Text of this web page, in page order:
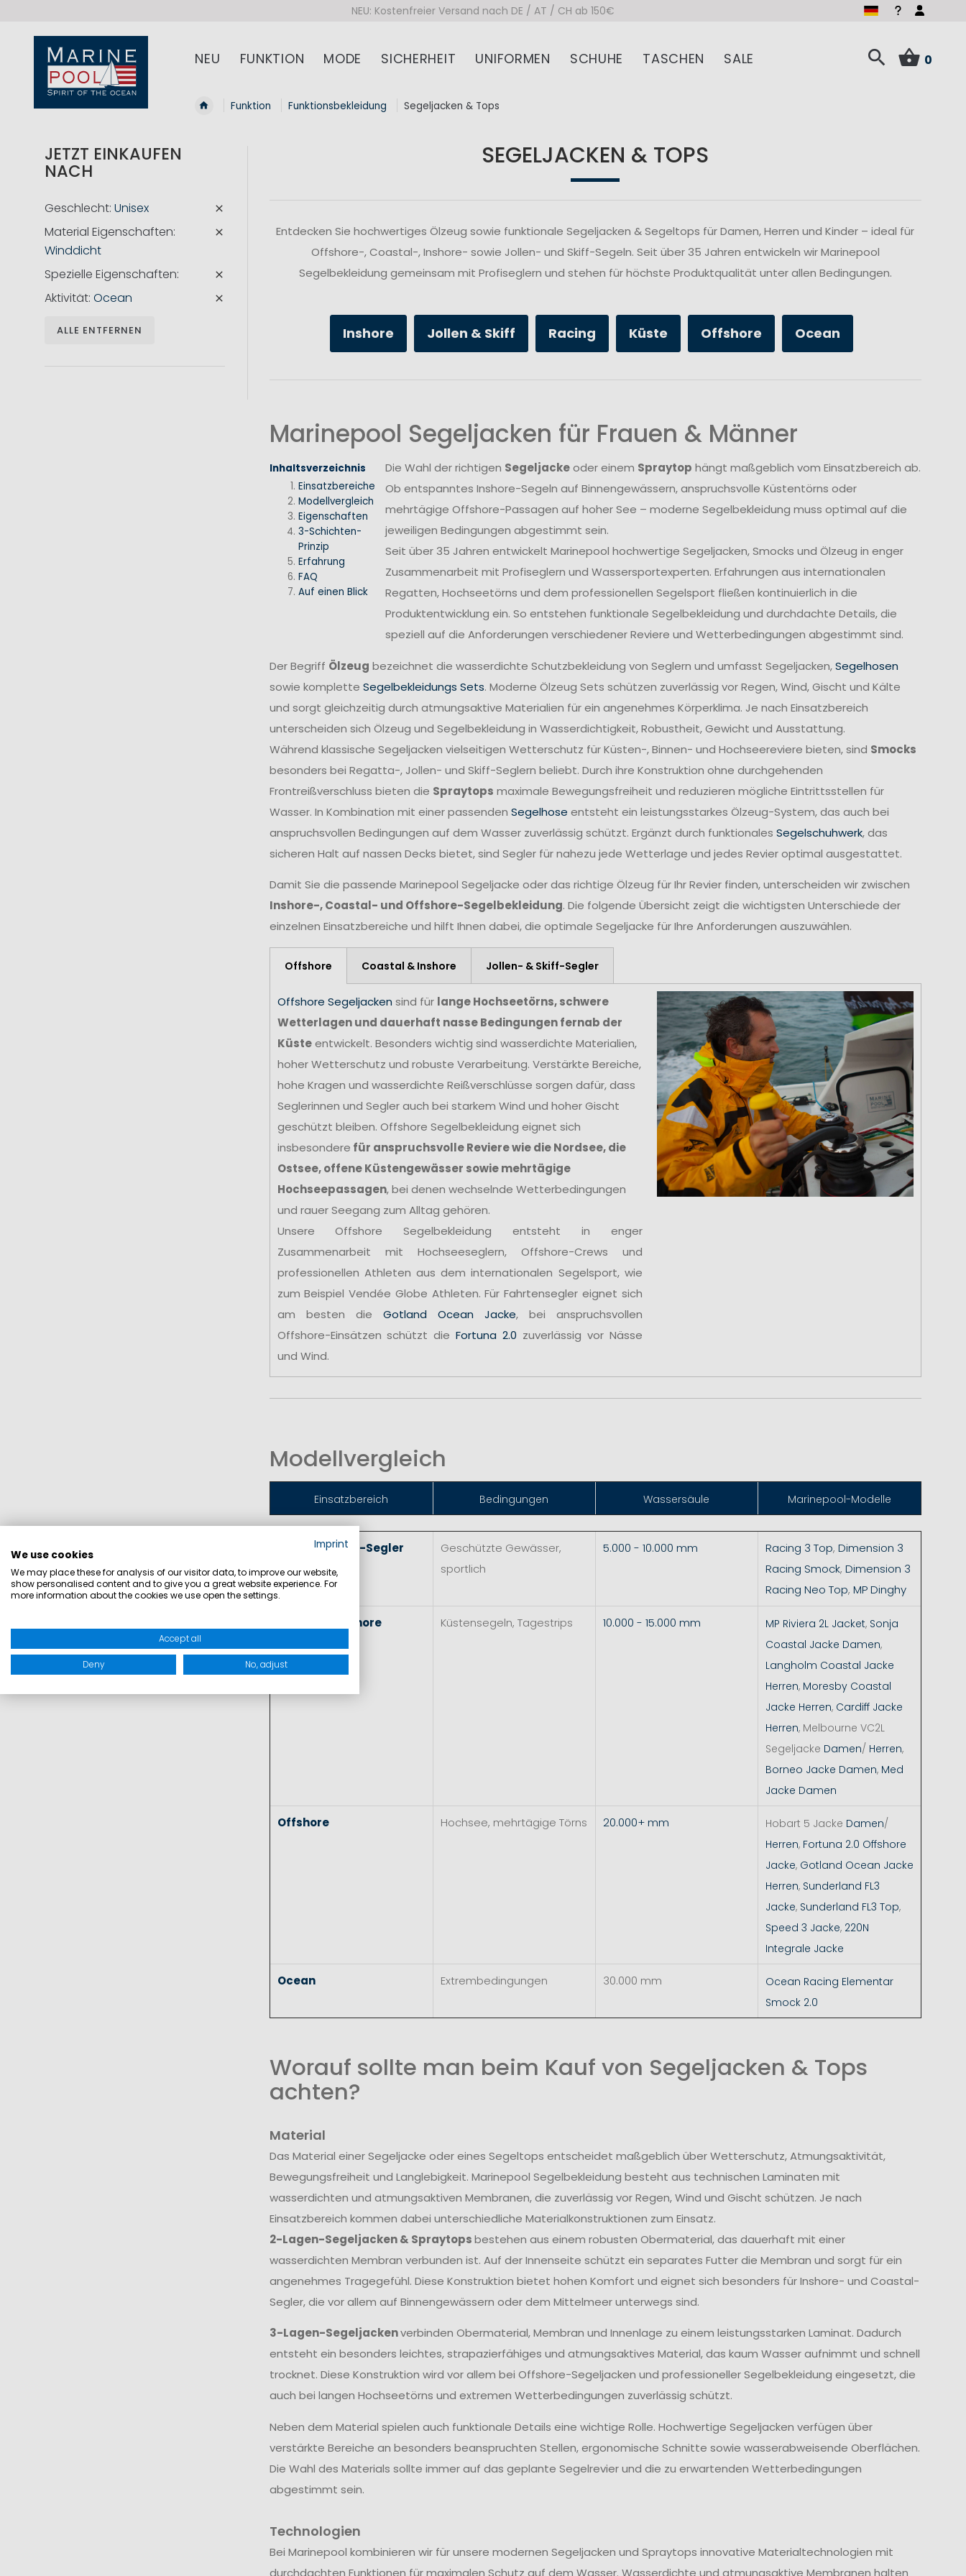
NEU: Kostenfreier Versand nach DE / AT / CH ab 150€
NEU FUNKTION MODE SICHERHEIT UNIFORMEN SCHUHE TASCHEN SALE 0
Funktion Funktionsbekleidung Segeljacken & Tops
SEGELJACKEN & TOPS
Entdecken Sie hochwertiges Ölzeug sowie funktionale Segeljacken & Segeltops für Damen, Herren und Kinder – ideal für
Offshore-, Coastal-, Inshore- sowie Jollen- und Skiff-Segeln. Seit über 35 Jahren entwickeln wir Marinepool
Segelbekleidung gemeinsam mit Profiseglern und stehen für höchste Produktqualität unter allen Bedingungen.
Inshore Jollen & Skiff Racing Küste Offshore Ocean
Marinepool Segeljacken für Frauen & Männer
Inhaltsverzeichnis
Einsatzbereiche
Modellvergleich
Eigenschaften
3-Schichten-
Prinzip
Erfahrung
FAQ
Auf einen Blick
Die Wahl der richtigen Segeljackeoder einem Spraytop hängt maßgeblich vom Einsatzbereich ab.
Ob entspanntes Inshore-Segeln auf Binnengewässern, anspruchsvolle Küstentörns oder
mehrtägige Offshore-Passagen auf hoher See – moderne Segelbekleidung muss optimal auf die
jeweiligen Bedingungen abgestimmt sein.
Seit über 35 Jahren entwickelt Marinepool hochwertige Segeljacken, Smocks und Ölzeug in enger
Zusammenarbeit mit Profiseglern und Wassersportexperten. Erfahrungen aus internationalen
Regatten, Hochseetörns und dem professionellen Segelsport fließen kontinuierlich in die
Produktentwicklung ein. So entstehen funktionale Segelbekleidung und durchdachte Details, die
speziell auf die Anforderungen verschiedener Reviere und Wetterbedingungen abgestimmt sind.
Der Begriff Ölzeug bezeichnet die wasserdichte Schutzbekleidung von Seglern und umfasst Segeljacken,Segelhosen
sowie komplette Segelbekleidungs Sets. Moderne Ölzeug Sets schützen zuverlässig vor Regen, Wind, Gischt und Kälte
und sorgt gleichzeitig durch atmungsaktive Materialien für ein angenehmes Körperklima. Je nach Einsatzbereich
unterscheiden sich Ölzeug und Segelbekleidung in Wasserdichtigkeit, Robustheit, Gewicht und Ausstattung.
Während klassische Segeljacken vielseitigen Wetterschutz für Küsten-, Binnen- und Hochseereviere bieten, sind Smocks
besonders bei Regatta-, Jollen- und Skiff-Seglern beliebt. Durch ihre Konstruktion ohne durchgehenden
Frontreißverschluss bieten die Spraytops maximale Bewegungsfreiheit und reduzieren mögliche Eintrittsstellen für
Wasser. In Kombination mit einer passenden Segelhose entsteht ein leistungsstarkes Ölzeug-System, das auch bei
anspruchsvollen Bedingungen auf dem Wasser zuverlässig schützt. Ergänzt durch funktionales Segelschuhwerk, das
sicheren Halt auf nassen Decks bietet, sind Segler für nahezu jede Wetterlage und jedes Revier optimal ausgestattet.
Damit Sie die passende Marinepool Segeljacke oder das richtige Ölzeug für Ihr Revier finden, unterscheiden wir zwischen
Inshore-, Coastal- und Offshore-Segelbekleidung. Die folgende Übersicht zeigt die wichtigsten Unterschiede der
einzelnen Einsatzbereiche und hilft Ihnen dabei, die optimale Segeljacke für Ihre Anforderungen auszuwählen.
Offshore Coastal & Inshore Jollen- & Skiff-Segler
Offshore Segeljacken sind für lange Hochseetörns, schwere
Wetterlagen und dauerhaft nasse Bedingungen fernab der
Küsteentwickelt. Besonders wichtig sind wasserdichte Materialien,
hoher Wetterschutz und robuste Verarbeitung. Verstärkte Bereiche,
hohe Kragen und wasserdichte Reißverschlüsse sorgen dafür, dass
Seglerinnen und Segler auch bei starkem Wind und hoher Gischt
geschützt bleiben. Offshore Segelbekleidung eignet sich
insbesondere für anspruchsvolle Reviere wie die Nordsee, die
Ostsee, offene Küstengewässer sowie mehrtägige
Hochseepassagen, bei denen wechselnde Wetterbedingungen
und rauer Seegang zum Alltag gehören.
Unsere Offshore Segelbekleidung entsteht in enger
Zusammenarbeit mit Hochseeseglern, Offshore-Crews und
professionellen Athleten aus dem internationalen Segelsport, wie
zum Beispiel Vendée Globe Athleten. Für Fahrtensegler eignet sich
am besten die Gotland Ocean Jacke, bei anspruchsvollen
Offshore-Einsätzen schützt dieFortuna 2.0 zuverlässig vor Nässe
und Wind.
Modellvergleich
Einsatzbereich Bedingungen Wassersäule Marinepool-Modelle
Jollen- & Skiff-Segler
Geschützte Gewässer,
sportlich
5.000 - 10.000 mm Racing 3 Top, Dimension 3
Racing Smock, Dimension 3
Racing Neo Top, MP Dinghy
Inshore Küstensegeln, Tagestrips 10.000 - 15.000 mm MP Riviera 2L Jacket, Sonja
Coastal Jacke Damen,
Langholm Coastal Jacke
Herren, Moresby Coastal
Jacke Herren, Cardiff Jacke
Herren, Melbourne VC2L
Segeljacke Damen/ Herren,
Borneo Jacke Damen, Med
Jacke Damen
Offshore Hochsee, mehrtägige Törns 20.000+ mm Hobart 5 Jacke Damen/
Herren, Fortuna 2.0 Offshore
Jacke, Gotland Ocean Jacke
Herren, Sunderland FL3
Jacke, Sunderland FL3 Top,
Speed 3 Jacke, 220N
Integrale Jacke
Ocean Extrembedingungen 30.000 mm
Ocean Racing Elementar
Smock 2.0
Worauf sollte man beim Kauf von Segeljacken & Tops
achten?
Material
Das Material einer Segeljacke oder eines Segeltops entscheidet maßgeblich über Wetterschutz, Atmungsaktivität,
Bewegungsfreiheit und Langlebigkeit. Marinepool Segelbekleidung besteht aus technischen Laminaten mit
wasserdichten und atmungsaktiven Membranen, die zuverlässig vor Regen, Wind und Gischt schützen. Je nach
Einsatzbereich kommen dabei unterschiedliche Materialkonstruktionen zum Einsatz.
2-Lagen-Segeljacken & Spraytopsbestehen aus einem robusten Obermaterial, das dauerhaft mit einer
wasserdichten Membran verbunden ist. Auf der Innenseite schützt ein separates Futter die Membran und sorgt für ein
angenehmes Tragegefühl. Diese Konstruktion bietet hohen Komfort und eignet sich besonders für Inshore- und Coastal-
Segler, die vor allem auf Binnengewässern oder dem Mittelmeer unterwegs sind.
3-Lagen-Segeljackenverbinden Obermaterial, Membran und Innenlage zu einem leistungsstarken Laminat. Dadurch
entsteht ein besonders leichtes, strapazierfähiges und atmungsaktives Material, das kaum Wasser aufnimmt und schnell
trocknet. Diese Konstruktion wird vor allem bei Offshore-Segeljacken und professioneller Segelbekleidung eingesetzt, die
auch bei langen Hochseetörns und extremen Wetterbedingungen zuverlässig schützt.
Neben dem Material spielen auch funktionale Details eine wichtige Rolle. Hochwertige Segeljacken verfügen über
verstärkte Bereiche an besonders beanspruchten Stellen, ergonomische Schnitte sowie wasserabweisende Oberflächen.
Die Wahl des Materials sollte immer auf das geplante Segelrevier und die zu erwartenden Wetterbedingungen
abgestimmt sein.
Technologien
Bei Marinepool kombinieren wir für unsere modernen Segeljacken und Spraytops innovative Materialtechnologien mit
durchdachten Funktionen für maximalen Schutz auf dem Wasser. Wasserdichte und atmungsaktive Membranen halten
JETZT EINKAUFEN
NACH
Geschlecht Unisex
Material Eigenschaften
Winddicht
Spezielle Eigenschaften
Aktivität Ocean
ALLE ENTFERNEN
Imprint
We use cookies
We may place these for analysis of our visitor data, to improve our website,
show personalised content and to give you a great website experience. For
more information about the cookies we use open the settings.
Accept all
Deny No, adjust